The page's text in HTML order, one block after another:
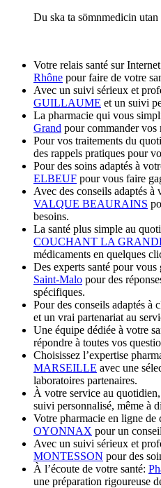
Du ska ta sömnmedicin
Votre relais santé sur
Rhône pour faire de votre
Avec un suivi sérieux et
GUILLAUME et un suivi
La pharmacie qui vous
Grand pour commander vos
Pour vos traitements du
des rappels pratiques pour
Pour des soins adaptés à
ELBEUF pour vous faire
Avec des conseils adaptés à
VALQUE BEAURAINS
besoins.
La santé plus simple au
COUCHANT LA
médicaments en quelques
Des experts santé pour vous
Saint-Malo pour des
spécifiques.
Pour des conseils adaptés à
et un vrai partenariat au
Une équipe dédiée à votre
répondre à toutes vos
Choisissez l’expertise
MARSEILLE avec une
laboratoires partenaires.
À votre service au quotidien,
suivi personnalisé, même à
Votre pharmacie en ligne de
OYONNAX pour un
Avec un suivi sérieux et
MONTESSON pour des
À l’écoute de votre santé:
une préparation rigoureuse